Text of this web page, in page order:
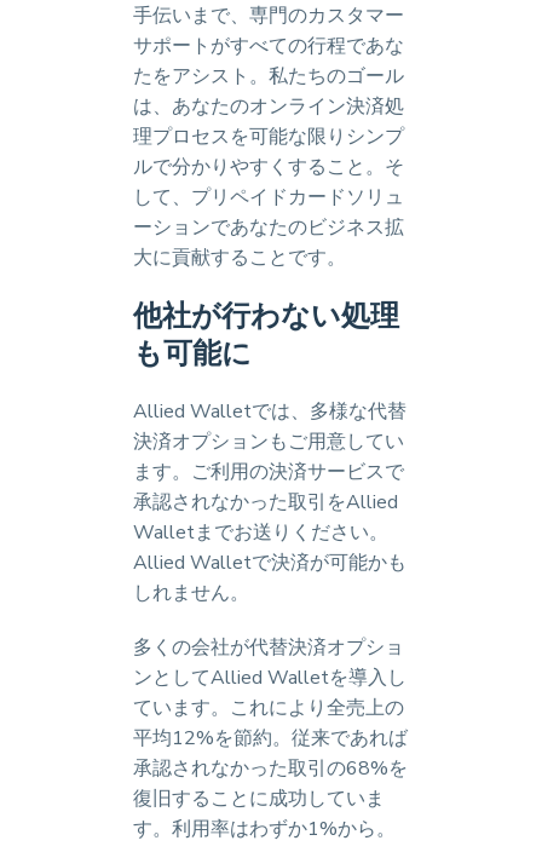
手伝いまで、専門のカスタマー
サポートがすべての行程であな
たをアシスト。私たちのゴール
は、あなたのオンライン決済処
理プロセスを可能な限りシンプ
ルで分かりやすくすること。そ
して、プリペイドカードソリュ
ーションであなたのビジネス拡
大に貢献することです。
他社が行わない処理
も可能に
Allied Walletでは、多様な代替
決済オプションもご用意してい
ます。ご利用の決済サービスで
承認されなかった取引をAllied
Walletまでお送りください。
Allied Walletで決済が可能かも
しれません。
多くの会社が代替決済オプショ
ンとしてAllied Walletを導入し
ています。これにより全売上の
平均12%を節約。従来であれば
承認されなかった取引の68%を
復旧することに成功していま
す。利用率はわずか1%から。